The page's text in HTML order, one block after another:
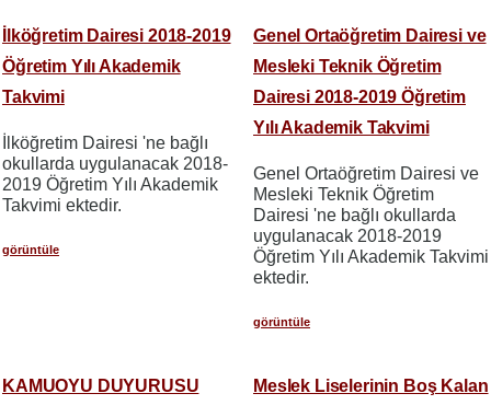
İlköğretim Dairesi 2018-2019
Öğretim Yılı Akademik
Takvimi
İlköğretim Dairesi 'ne bağlı
okullarda uygulanacak 2018-
2019 Öğretim Yılı Akademik
Takvimi ektedir.
görüntüle
Genel Ortaöğretim Dairesi ve
Mesleki Teknik Öğretim
Dairesi 2018-2019 Öğretim
Yılı Akademik Takvimi
Genel Ortaöğretim Dairesi ve
Mesleki Teknik Öğretim
Dairesi 'ne bağlı okullarda
uygulanacak 2018-2019
Öğretim Yılı Akademik Takvimi
ektedir.
görüntüle
KAMUOYU DUYURUSU
Meslek Liselerinin Boş Kalan